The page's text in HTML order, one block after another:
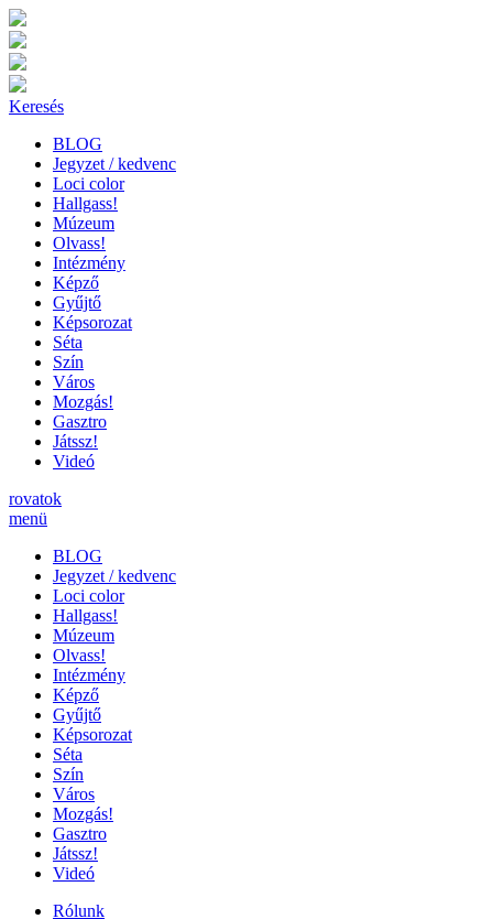
Keresés
BLOG
Jegyzet / kedvenc
Loci color
Hallgass!
Múzeum
Olvass!
Intézmény
Képző
Gyűjtő
Képsorozat
Séta
Szín
Város
Mozgás!
Gasztro
Játssz!
Videó
rovatok
menü
BLOG
Jegyzet / kedvenc
Loci color
Hallgass!
Múzeum
Olvass!
Intézmény
Képző
Gyűjtő
Képsorozat
Séta
Szín
Város
Mozgás!
Gasztro
Játssz!
Videó
Rólunk